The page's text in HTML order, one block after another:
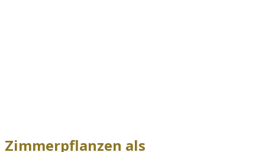
Zimmerpflanzen als